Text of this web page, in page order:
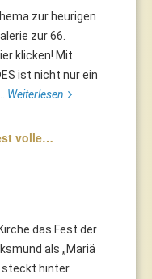
zur heurigen
zur 66.
klicken! Mit
ist nicht nur ein
Weiterlesen
volle…
das Fest der
als „Mariä
steckt hinter